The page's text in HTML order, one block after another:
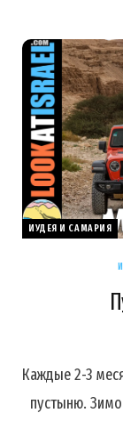
ИУДЕЯ И САМАРИЯ
Каждые 2-3
пустыню.